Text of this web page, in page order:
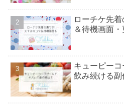
ローチケ先
＆待機画面
キューピーコ
飲み続ける副